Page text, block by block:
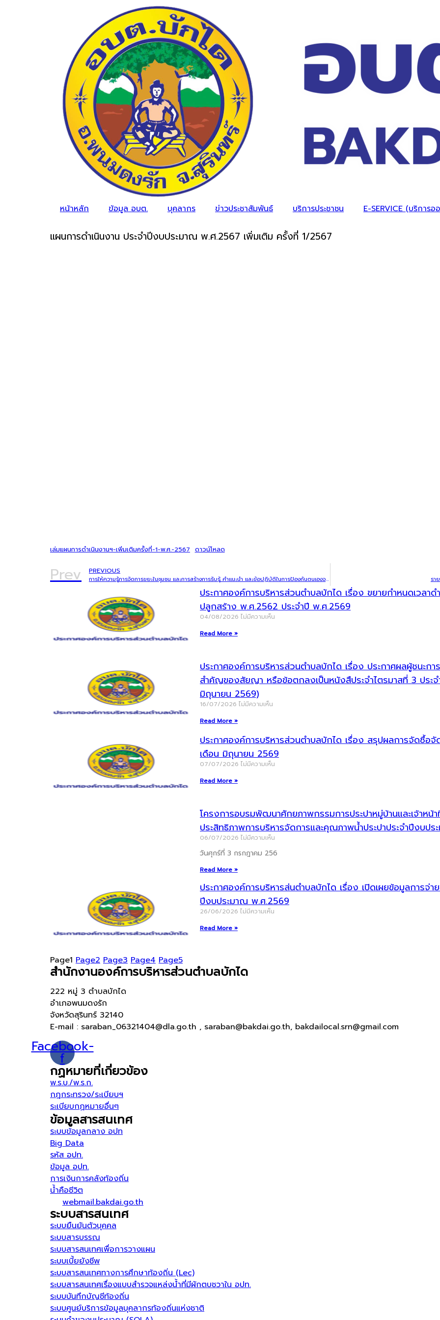
หน้าหลัก ข้อมูล อบต. บุคลากร ข่าวประชาสัมพันธ์ บริการประชาชน
E-SERVICE (บริการอ
แผนการดำเนินงาน ประจำปีงบประมาณ พ.ศ.2567 เพิ่มเติม ครั้งที่ 1/2567
เล่มแผนการดำเนินงานฯ-เพิ่มเติมครั้งที่-1-พ.ศ.-2567 ดาวน์โหลด
Prev PREVIOUS
การให้ความรู้การจัดการขยะในชุมชน และการสร้างการรับรู้ คำแนะนำ และข้อปฏิบัติในการป้องกันตนเองจากฝุ่นละอองขนาดเล็ก (PM 2.5) ในการประชุมประจำเดือนอาสาสมัครสาธารณสุขประจำหมู่บ้าน เขตรับผิดชอบของโรงพยาบาลพนมดงรักเฉลิมพระเกียรติ 80 พรรษา รา
ประกาศองค์การบริหารส่วนตำบลบักได เรื่อง ขยายกำหนดเวล
ปลูกสร้าง พ.ศ.2562 ประจำปี พ.ศ.2569
04/08/2026 ไม่มีความเห็น
Read More »
ประกาศองค์การบริหารส่วนตำบลบักได เรื่อง ประกาศผลผู้ชนะก
สำคัญของสัยญา หรือข้อตกลงเป็นหนังสืประจำไตรมาสที่ 3 ประ
มิถุนายน 2569)
16/07/2026 ไม่มีความเห็น
Read More »
ประกาศองค์การบริหารส่วนตำบลบักได เรื่อง สรุปผลการจัดซื้อ
เดือน มิถุนายน 2569
07/07/2026 ไม่มีความเห็น
Read More »
โครงการอบรมพัฒนาศักยภาพกรรมการประปาหมู่บ้านและเจ้าหน้
ประสิทธิภาพการบริหารจัดการและคุณภาพน้ำประปาประจำปีงบป
06/07/2026 ไม่มีความเห็น
วันศุกร์ที่ 3 กรกฎาคม 256
Read More »
ประกาศองค์การบริหารส่นตำบลบักได เรื่อง เปิดเผยข้อมูลการจ่
ปีงบประมาณ พ.ศ.2569
26/06/2026 ไม่มีความเห็น
Read More »
Page1 Page2 Page3 Page4 Page5
สำนักงานองค์การบริหารส่วนตำบลบักได
222 หมู่ 3 ตำบลบักได
อำเภอพนมดงรัก
จังหวัดสุรินทร์ 32140
E-mail : saraban_06321404@dla.go.th , saraban@bakdai.go.th, bakdailocal.srn@gmail.com
Facebook-
f
กฏหมายที่เกี่ยวข้อง
พ.ร.บ./พ.ร.ก.
กฎกระทรวง/ระเบียบฯ
ระเบียบกฏหมายอื่นๆ
ข้อมูลสารสนเทศ
ระบบข้อมูลกลาง อปท
Big Data
รหัส อปท.
ข้อมูล อปท.
การเงินการคลังท้องถิ่น
น้ำคือชีวิต
webmail.bakdai.go.th
ระบบสารสนเทศ
ระบบยืนยันตัวบุคคล
ระบบสารบรรณ
ระบบสารสนเทศเพื่อการวางแผน
ระบบเบี้ยยังชีพ
ระบบสารสนเทศทางการศึกษาท้องถิ่น (Lec)
ระบบสารสนเทศเรื่องแบบสำรวจแหล่งน้ำที่มีผักตบชวาใน อปท.
ระบบบันทึกบัญชีท้องถิ่น
ระบบศูนย์บริการข้อมูลบุคลากรท้องถิ่นแห่งชาติ